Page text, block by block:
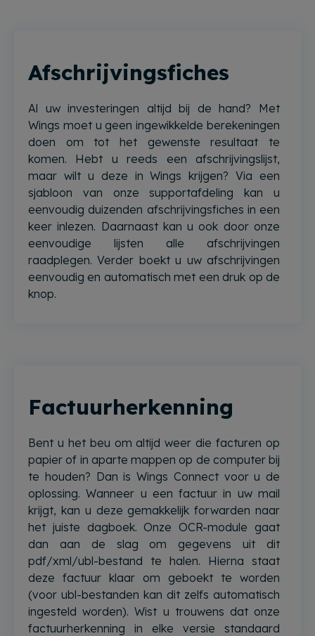
Afschrijvingsfiches
Al uw investeringen altijd bij de hand? Met
Wings moet u geen ingewikkelde berekeningen
doen om tot het gewenste resultaat te
komen. Hebt u reeds een afschrijvingslijst,
maar wilt u deze in Wings krijgen? Via een
sjabloon van onze supportafdeling kan u
eenvoudig duizenden afschrijvingsfiches in een
keer inlezen. Daarnaast kan u ook door onze
eenvoudige lijsten alle afschrijvingen
raadplegen. Verder boekt u uw afschrijvingen
eenvoudig en automatisch met een druk op de
knop.
Factuurherkenning
Bent u het beu om altijd weer die facturen op
papier of in aparte mappen op de computer bij
te houden? Dan is Wings Connect voor u de
oplossing. Wanneer u een factuur in uw mail
krijgt, kan u deze gemakkelijk forwarden naar
het juiste dagboek. Onze OCR-module gaat
dan aan de slag om gegevens uit dit
pdf/xml/ubl-bestand te halen. Hierna staat
deze factuur klaar om geboekt te worden
(voor ubl-bestanden kan dit zelfs automatisch
ingesteld worden). Wist u trouwens dat onze
factuurherkenning in elke versie standaard